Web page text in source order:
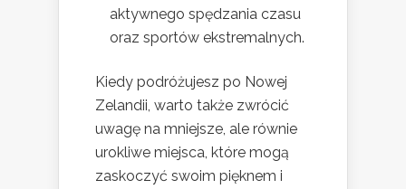
aktywnego spędzania czasu
oraz sportów ekstremalnych.
Kiedy podróżujesz po Nowej
Zelandii, warto także zwrócić
uwagę na mniejsze, ale równie
urokliwe miejsca, które mogą
zaskoczyć swoim pięknem i